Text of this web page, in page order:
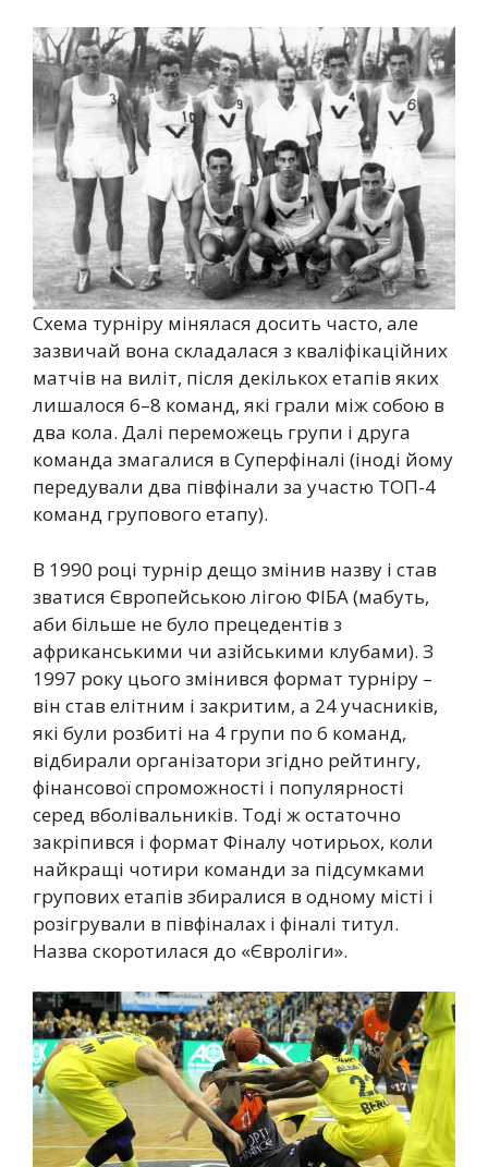
Схема турніру мінялася досить часто, але
зазвичай вона складалася з кваліфікаційних
матчів на виліт, після декількох етапів яких
лишалося 6–8 команд, які грали між собою в
два кола. Далі переможець групи і друга
команда змагалися в Суперфіналі (іноді йому
передували два півфінали за участю ТОП-4
команд групового етапу).
В 1990 році турнір дещо змінив назву і став
зватися Європейською лігою ФІБА (мабуть,
аби більше не було прецедентів з
африканськими чи азійськими клубами). З
1997 року цього змінився формат турніру –
він став елітним і закритим, а 24 учасників,
які були розбиті на 4 групи по 6 команд,
відбирали організатори згідно рейтингу,
фінансової спроможності і популярності
серед вболівальників. Тоді ж остаточно
закріпився і формат Фіналу чотирьох, коли
найкращі чотири команди за підсумками
групових етапів збиралися в одному місті і
розігрували в півфіналах і фіналі титул.
Назва скоротилася до «Євроліги».